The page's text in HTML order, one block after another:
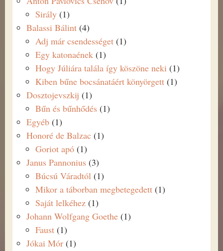
Sirály (1)
Balassi Bálint (4)
Adj már csendességet (1)
Egy katonaének (1)
Hogy Júliára talála így köszöne neki (1)
Kiben bűne bocsánatáért könyörgett (1)
Dosztojevszkij (1)
Bűn és bűnhődés (1)
Egyéb (1)
Honoré de Balzac (1)
Goriot apó (1)
Janus Pannonius (3)
Búcsú Váradtól (1)
Mikor a táborban megbetegedett (1)
Saját lelkéhez (1)
Johann Wolfgang Goethe (1)
Faust (1)
Jókai Mór (1)